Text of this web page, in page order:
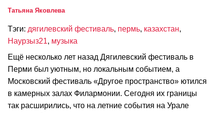
Татьяна Яковлева
Тэги: дягилевский фестиваль, пермь, казахстан,
Наурзыз21, музыка
Ещё несколько лет назад Дягилевский фестиваль в
Перми был уютным, но локальным событием, а
Московский фестиваль «Другое пространство» ютился
в камерных залах Филармонии. Сегодня их границы
так расширились, что на летние события на Урале